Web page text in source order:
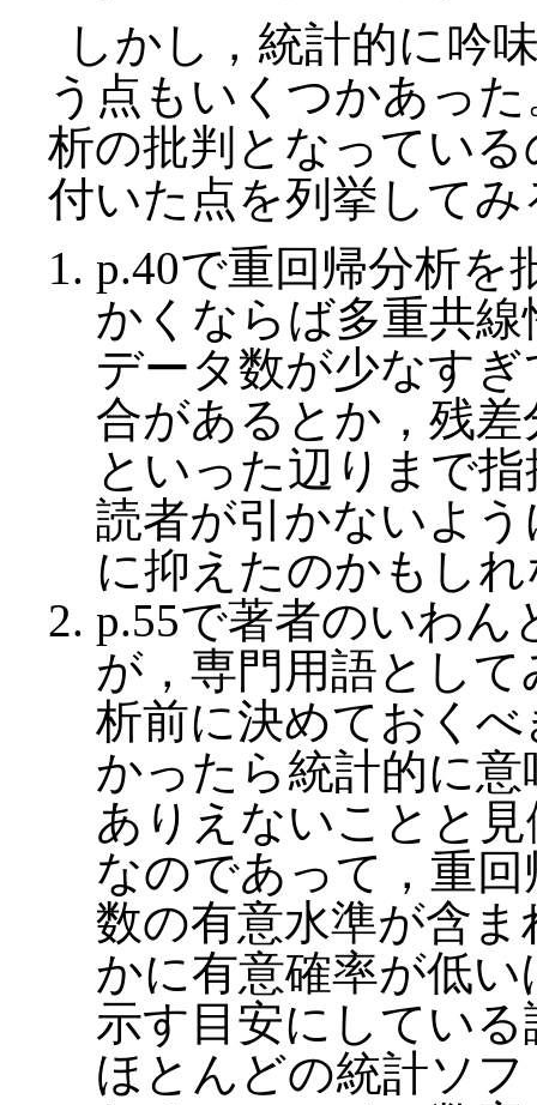
しかし，統計的に吟
う点もいくつかあっ
析の批判となってい
付いた点を列挙してみ
p.40で重回帰分析を
かくならば多重共
データ数が少なす
合があるとか，残
といった辺りまで
読者が引かないよ
に抑えたのかもし
p.55で著者のいわ
が，専門用語とし
析前に決めておく
かったら統計的に
ありえないことと
なのであって，重
数の有意水準が含
かに有意確率が低
示す目安にしてい
ほとんどの統計ソ